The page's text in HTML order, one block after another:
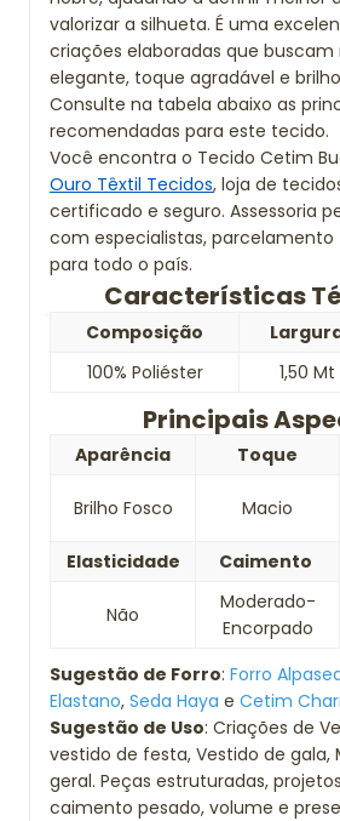
valorizar a silhueta. É uma
criações elaboradas que
elegante, toque agradável e
Consulte na tabela abaixo as
recomendadas para este tecido.
Você encontra o Tecido Cetim
Ouro Têxtil Tecidos, loja de
certificado e seguro. Assessoria
com especialistas,
para todo o país.
Características
Composição
100% Poliéster
1,50 Mt
Principais
Aparência Toque
Brilho Fosco Macio
Elasticidade
Caimento
Não
Moderado-
Encorpado
Sugestão de Forro: Forro
Elastano, Seda Haya e Cetim
Sugestão de Uso: Criações de
vestido de festa, Vestido de gala,
geral. Peças estruturadas,
caimento pesado, volume e